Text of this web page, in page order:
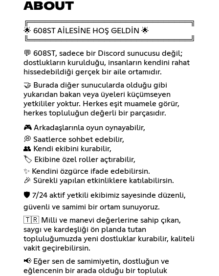
ABOUT
╔══════════════════════════════╗
🌟 608ST AİLESİNE HOŞ GELDİN 🌟
╚══════════════════════════════╝
💬 608ST, sadece bir Discord sunucusu değil;
dostlukların kurulduğu, insanların kendini rahat
hissedebildiği gerçek bir aile ortamıdır.
🤝 Burada diğer sunucularda olduğu gibi
yukarıdan bakan veya üyeleri küçümseyen
yetkililer yoktur. Herkes eşit muamele görür,
herkes topluluğun değerli bir parçasıdır.
🎮 Arkadaşlarınla oyun oynayabilir,
💭 Saatlerce sohbet edebilir,
👥 Kendi ekibini kurabilir,
🏷️ Ekibine özel roller açtırabilir,
✨ Kendini özgürce ifade edebilirsin.
🎉 Sürekli yapılan etkinliklere katılabilirsin.
🛡️ 7/24 aktif yetkili ekibimiz sayesinde düzenli,
güvenli ve samimi bir ortam sunuyoruz.
🇹🇷 Milli ve manevi değerlerine sahip çıkan,
saygı ve kardeşliği ön planda tutan
topluluğumuzda yeni dostluklar kurabilir, kaliteli
vakit geçirebilirsin.
📢 Eğer sen de samimiyetin, dostluğun ve
eğlencenin bir arada olduğu bir topluluk